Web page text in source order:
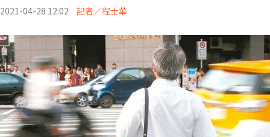
2021-04-28 12:02 記者／程士華